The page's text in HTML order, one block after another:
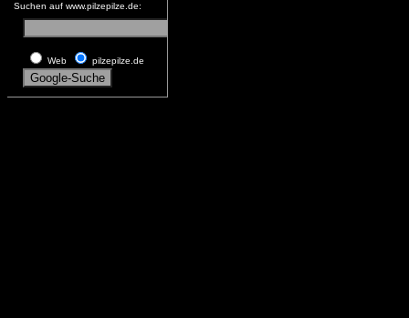
Suchen auf www.pilzepilze.de:
Web pilzepilze.de